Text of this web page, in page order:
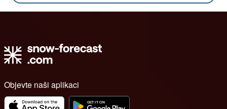
Objevte naši aplikaci